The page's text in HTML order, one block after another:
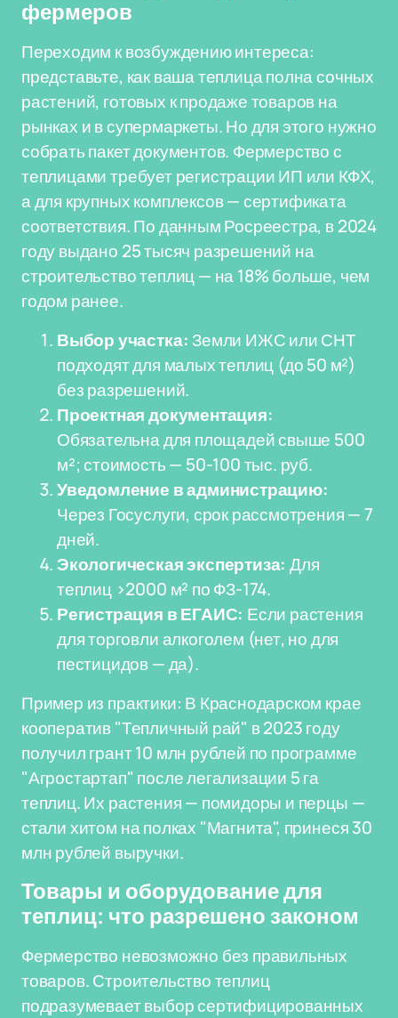
фермеров
Переходим к возбуждению интереса:
представьте, как ваша теплица полна сочных
растений, готовых к продаже товаров на
рынках и в супермаркеты. Но для этого нужно
собрать пакет документов. Фермерство с
теплицами требует регистрации ИП или КФХ,
а для крупных комплексов — сертификата
соответствия. По данным Росреестра, в 2024
году выдано 25 тысяч разрешений на
строительство теплиц — на 18% больше, чем
годом ранее.
Выбор участка: Земли ИЖС или СНТ
подходят для малых теплиц (до 50 м²)
без разрешений.
Проектная документация:
Обязательна для площадей свыше 500
м²; стоимость — 50-100 тыс. руб.
Уведомление в администрацию:
Через Госуслуги, срок рассмотрения — 7
дней.
Экологическая экспертиза: Для
теплиц >2000 м² по ФЗ-174.
Регистрация в ЕГАИС: Если растения
для торговли алкоголем (нет, но для
пестицидов — да).
Пример из практики: В Краснодарском крае
кооператив "Тепличный рай" в 2023 году
получил грант 10 млн рублей по программе
"Агростартап" после легализации 5 га
теплиц. Их растения — помидоры и перцы —
стали хитом на полках "Магнита", принеся 30
млн рублей выручки.
Товары и оборудование для
теплиц: что разрешено законом
Фермерство невозможно без правильных
товаров. Строительство теплиц
подразумевает выбор сертифицированных